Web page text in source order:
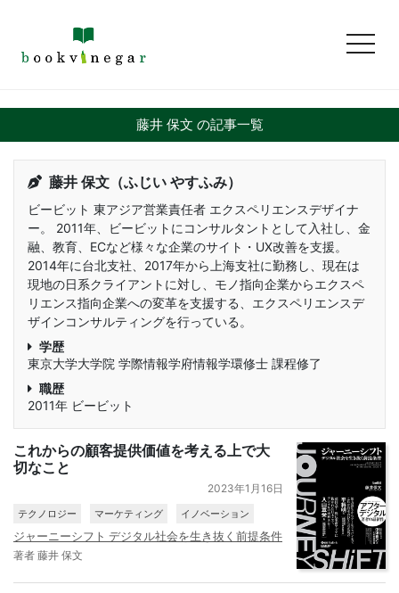
藤井 保文 の記事一覧
藤井 保文（ふじい やすふみ）
ビービット 東アジア営業責任者 エクスペリエンスデザイナ
ー。 2011年、ビービットにコンサルタントとして入社し、金
融、教育、ECなど様々な企業のサイト・UX改善を支援。
2014年に台北支社、2017年から上海支社に勤務し、現在は
現地の日系クライアントに対し、モノ指向企業からエクスペ
リエンス指向企業への変革を支援する、エクスペリエンスデ
ザインコンサルティングを行っている。
学歴
東京大学大学院 学際情報学府情報学環修士 課程修了
職歴
2011年 ビービット
これからの顧客提供価値を考える上で大
切なこと
2023年1月16日
テクノロジー マーケティング イノベーション
ジャーニーシフト デジタル社会を生き抜く前提条件
著者 藤井 保文